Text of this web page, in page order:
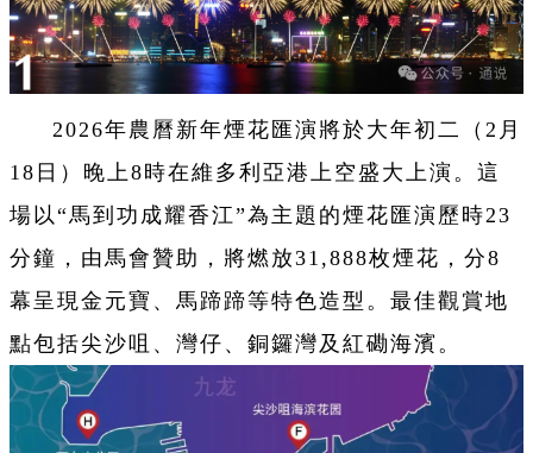
2026年農曆新年煙花匯演將於大年初二（2月
18日）晚上8時在維多利亞港上空盛大上演。這
場以“馬到功成耀香江”為主題的煙花匯演歷時23
分鐘，由馬會贊助，將燃放31,888枚煙花，分8
幕呈現金元寶、馬蹄蹄等特色造型。最佳觀賞地
點包括尖沙咀、灣仔、銅鑼灣及紅磡海濱。